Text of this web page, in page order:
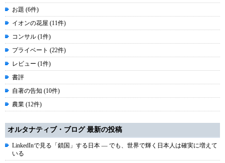
お題 (6件)
イオンの花屋 (11件)
コンサル (1件)
プライベート (22件)
レビュー (1件)
書評
自著の告知 (10件)
農業 (12件)
オルタナティブ・ブログ 最新の投稿
LinkedInで見る「鎖国」する日本 ― でも、世界で輝く日本人は確実に増えて
いる